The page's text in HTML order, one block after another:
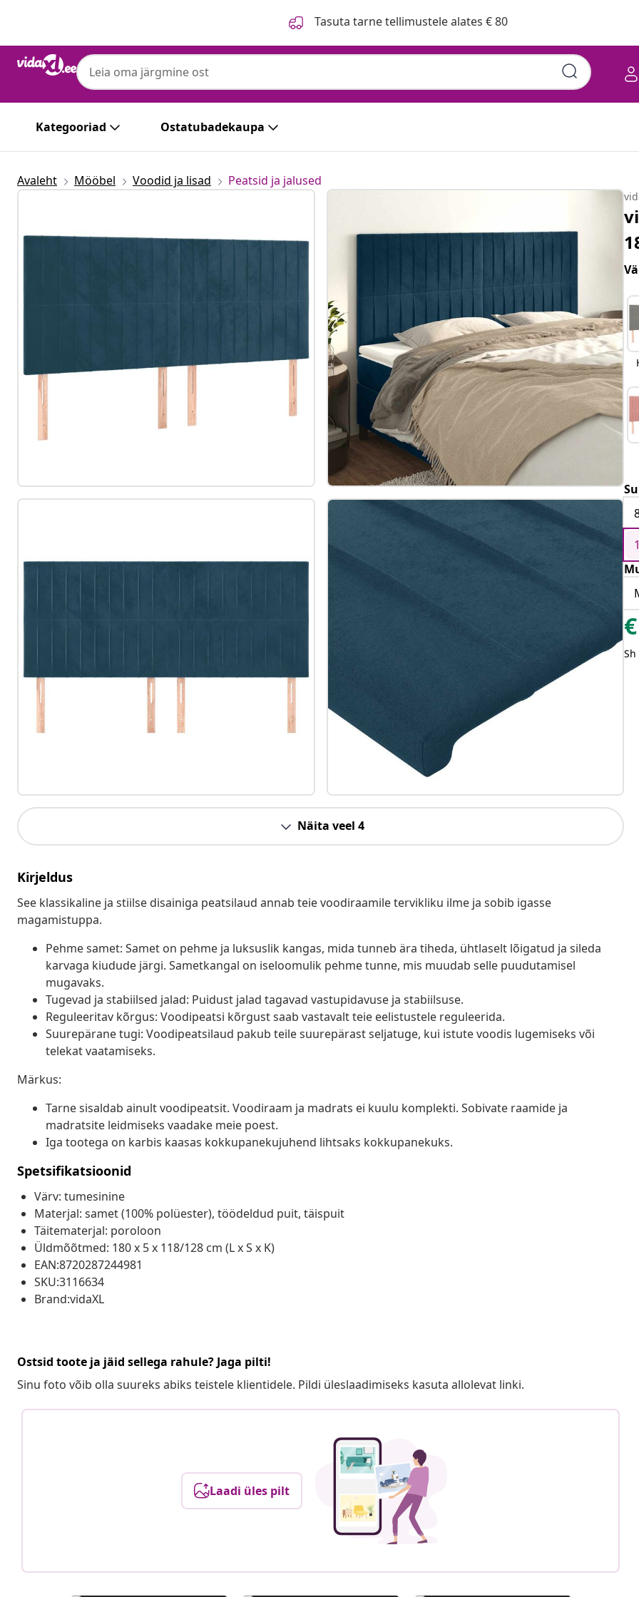
Tasuta tarne tellimustele alates € 80
Kategooriad Ostatubadekaupa
Avaleht Mööbel Voodid ja lisad Peatsid ja jalused
Näita veel 4
Kirjeldus
See klassikaline ja stiilse disainiga peatsilaud annab teie voodiraamile tervikliku ilme ja sobib igasse
magamistuppa.
Pehme samet: Samet on pehme ja luksuslik kangas, mida tunneb ära tiheda, ühtlaselt lõigatud ja sileda
karvaga kiudude järgi. Sametkangal on iseloomulik pehme tunne, mis muudab selle puudutamisel
mugavaks.
Tugevad ja stabiilsed jalad: Puidust jalad tagavad vastupidavuse ja stabiilsuse.
Reguleeritav kõrgus: Voodipeatsi kõrgust saab vastavalt teie eelistustele reguleerida.
Suurepärane tugi: Voodipeatsilaud pakub teile suurepärast seljatuge, kui istute voodis lugemiseks või
telekat vaatamiseks.
Märkus:
Tarne sisaldab ainult voodipeatsit. Voodiraam ja madrats ei kuulu komplekti. Sobivate raamide ja
madratsite leidmiseks vaadake meie poest.
Iga tootega on karbis kaasas kokkupanekujuhend lihtsaks kokkupanekuks.
Spetsifikatsioonid
Värv: tumesinine
Materjal: samet (100% polüester), töödeldud puit, täispuit
Täitematerjal: poroloon
Üldmõõtmed: 180 x 5 x 118/128 cm (L x S x K)
EAN:8720287244981
SKU:3116634
Brand:vidaXL
Ostsid toote ja jäid sellega rahule? Jaga pilti!
Sinu foto võib olla suureks abiks teistele klientidele. Pildi üleslaadimiseks kasuta allolevat linki.
Laadi üles pilt
€
Sh